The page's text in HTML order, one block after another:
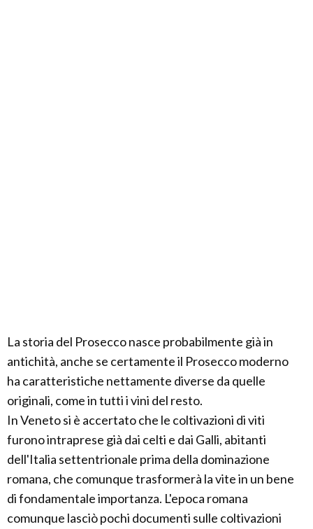
La storia del Prosecco nasce probabilmente già in
antichità, anche se certamente il Prosecco moderno
ha caratteristiche nettamente diverse da quelle
originali, come in tutti i vini del resto.
In Veneto si è accertato che le coltivazioni di viti
furono intraprese già dai celti e dai Galli, abitanti
dell'Italia settentrionale prima della dominazione
romana, che comunque trasformerà la vite in un bene
di fondamentale importanza. L'epoca romana
comunque lasciò pochi documenti sulle coltivazioni